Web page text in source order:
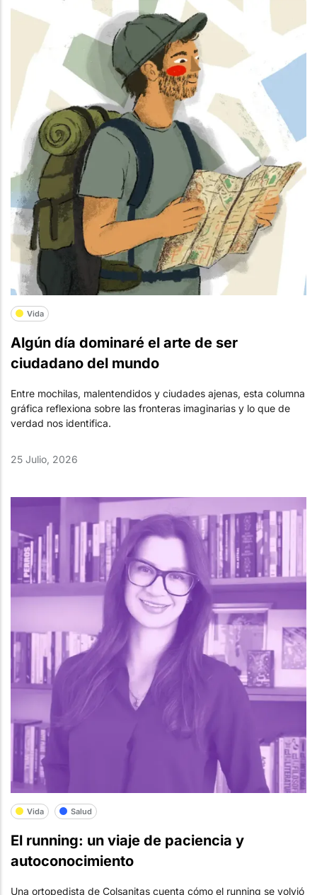
Vida
Algún día dominaré el arte de ser
ciudadano del mundo
Entre mochilas, malentendidos y ciudades ajenas, esta columna
gráfica reflexiona sobre las fronteras imaginarias y lo que de
verdad nos identifica.
25 Julio, 2026
Vida Salud
El running: un viaje de paciencia y
autoconocimiento
Una ortopedista de Colsanitas cuenta cómo el running se volvió